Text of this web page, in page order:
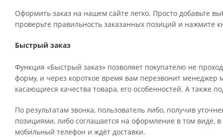
Оформить заказ на нашем сайте легко. Просто добавьте
проверьте правильность заказанных позиций и нажмите
Быстрый заказ
Функция «Быстрый заказ» позволяет покупателю не
форму, и через короткое время вам перезвонит менеджер
касающиеся качества товара, его особенностей. А также
По результатам звонка, пользователь либо, получив
позициями, либо соглашается на оформление в том виде,
мобильный телефон и ждёт доставки.